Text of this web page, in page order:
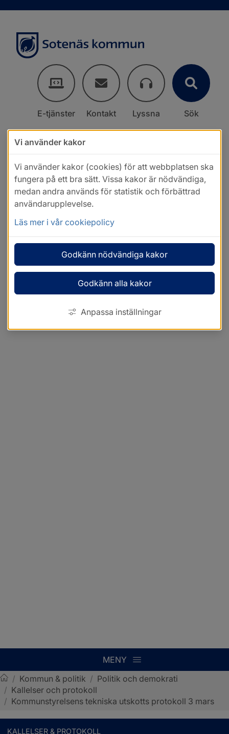
E-tjänster Kontakt Lyssna Sök
MENY
Sotenäs kommun
/ Kommun & politik / Politik och demokrati
/ Kallelser och protokoll
/ Kommunstyrelsens tekniska utskotts protokoll 3 mars
KALLELSER & PROTOKOLL
Vi använder kakor
Vi använder kakor (cookies) för att webbplatsen ska
fungera på ett bra sätt. Vissa kakor är nödvändiga,
medan andra används för statistik och förbättrad
användarupplevelse.
Läs mer i vår cookiepolicy
Godkänn nödvändiga kakor
Godkänn alla kakor
Anpassa inställningar